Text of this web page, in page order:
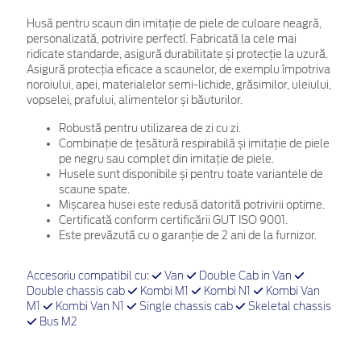
Husă pentru scaun din imitație de piele de culoare neagră,
personalizată, potrivire perfectî. Fabricată la cele mai
ridicate standarde, asigură durabilitate și protecție la uzură.
Asigură protecția eficace a scaunelor, de exemplu împotriva
noroiului, apei, materialelor semi-lichide, grăsimilor, uleiului,
vopselei, prafului, alimentelor și băuturilor.
Robustă pentru utilizarea de zi cu zi.
Combinație de țesătură respirabilă și imitație de piele
pe negru sau complet din imitație de piele.
Husele sunt disponibile și pentru toate variantele de
scaune spate.
Mișcarea husei este redusă datorită potrivirii optime.
Certificată conform certificării GUT ISO 9001.
Este prevăzută cu o garanție de 2 ani de la furnizor.
Accesoriu compatibil cu: Van
Double Cab in Van
Double chassis cab
Kombi M1 Kombi N1
Kombi Van
M1
Kombi Van N1 Single chassis cab
Skeletal chassis
Bus M2